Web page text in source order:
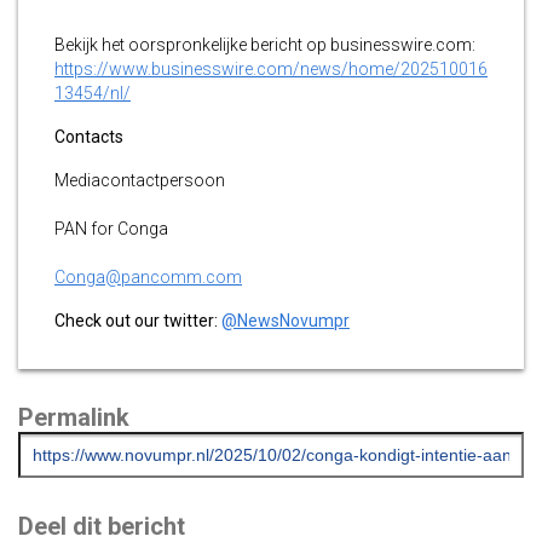
Bekijk het oorspronkelijke bericht op businesswire.com:
https://www.businesswire.com/news/home/202510016
13454/nl/
Contacts
Mediacontactpersoon
PAN for Conga
Conga@pancomm.com
Check out our twitter: @NewsNovumpr
Permalink
Deel dit bericht